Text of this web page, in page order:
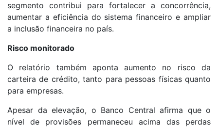
segmento contribui para fortalecer a concorrência,
aumentar a eficiência do sistema financeiro e ampliar
a inclusão financeira no país.
Risco monitorado
O relatório também aponta aumento no risco da
carteira de crédito, tanto para pessoas físicas quanto
para empresas.
Apesar da elevação, o Banco Central afirma que o
nível de provisões permaneceu acima das perdas